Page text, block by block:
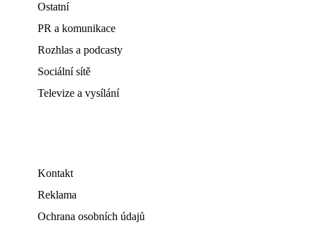
Ostatní
PR a komunikace
Rozhlas a podcasty
Sociální sítě
Televize a vysílání
Kontakt
Reklama
Ochrana osobních údajů